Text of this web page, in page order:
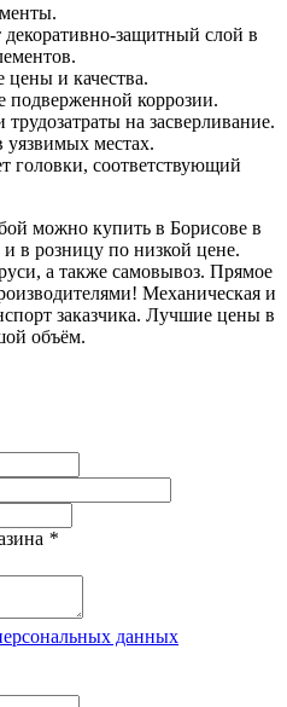
декоративно-защитный слой в
цены и качества.
подверженной коррозии.
на засверливание.
местах.
головки, соответствующий
можно купить в Борисове в
в розницу по низкой цене.
а также самовывоз. Прямое
Механическая и
заказчика. Лучшие цены в
объём.
*
данных